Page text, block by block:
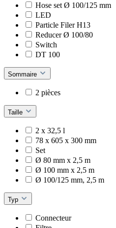
Hose set Ø 100/125 mm
LED
Particle Filer H13
Reducer Ø 100/80
Switch
DT 100
Sommaire
2 pièces
Taille
2 x 32,5 l
78 x 605 x 300 mm
Set
Ø 80 mm x 2,5 m
Ø 100 mm x 2,5 m
Ø 100/125 mm, 2,5 m
Typ
Connecteur